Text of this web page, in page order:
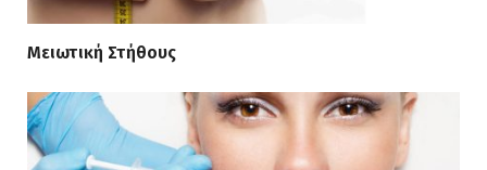
Μειωτική Στήθους